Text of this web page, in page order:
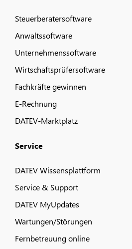
Steuerberatersoftware
Anwaltssoftware
Unternehmenssoftware
Wirtschaftsprüfersoftware
Fachkräfte gewinnen
E-Rechnung
DATEV-Marktplatz
Service
DATEV Wissensplattform
Service & Support
DATEV MyUpdates
Wartungen/Störungen
Fernbetreuung online